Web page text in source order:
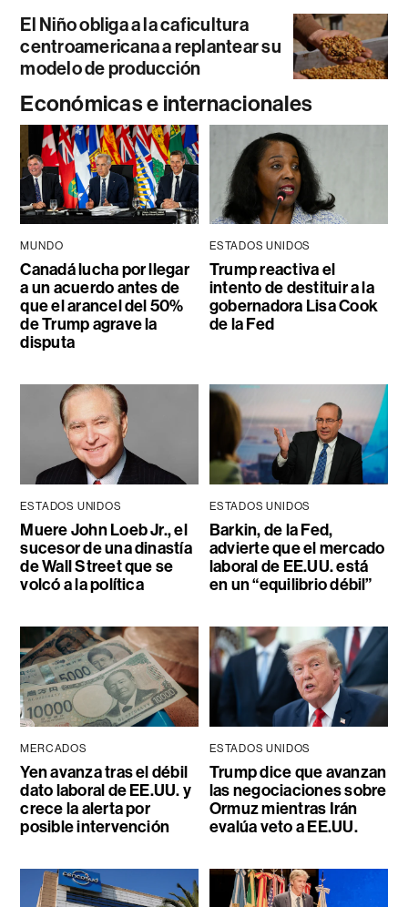
El Niño obliga a la caficultura
centroamericana a replantear su
modelo de producción
Económicas e internacionales
MUNDO
Canadá lucha por llegar
a un acuerdo antes de
que el arancel del 50%
de Trump agrave la
disputa
ESTADOS UNIDOS
Trump reactiva el
intento de destituir a la
gobernadora Lisa Cook
de la Fed
ESTADOS UNIDOS
Muere John Loeb Jr., el
sucesor de una dinastía
de Wall Street que se
volcó a la política
ESTADOS UNIDOS
Barkin, de la Fed,
advierte que el mercado
laboral de EE.UU. está
en un “equilibrio débil”
MERCADOS
Yen avanza tras el débil
dato laboral de EE.UU. y
crece la alerta por
posible intervención
ESTADOS UNIDOS
Trump dice que avanzan
las negociaciones sobre
Ormuz mientras Irán
evalúa veto a EE.UU.